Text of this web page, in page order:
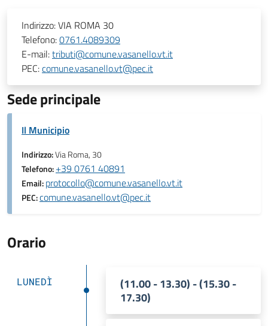
Indirizzo:VIA ROMA 30
Telefono:0761.4089309
E-mail:tributi@comune.vasanello.vt.it
PEC:comune.vasanello.vt@pec.it
Sede principale
Il Municipio
Indirizzo:Via Roma, 30
Telefono:+39 0761 40891
Email:protocollo@comune.vasanello.vt.it
PEC:comune.vasanello.vt@pec.it
Orario
LUNEDÌ
(11.00 - 13.30) - (15.30 -
17.30)